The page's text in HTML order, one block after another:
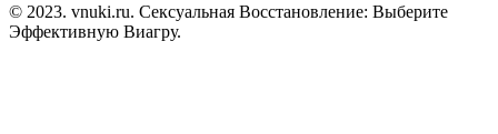
© 2023. vnuki.ru. Сексуальная Восстановление: Выберите
Эффективную Виагру.